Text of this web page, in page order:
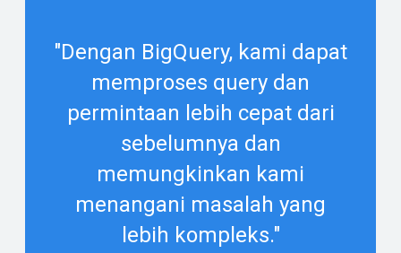
"Dengan BigQuery, kami dapat
memproses query dan
permintaan lebih cepat dari
sebelumnya dan
memungkinkan kami
menangani masalah yang
lebih kompleks."